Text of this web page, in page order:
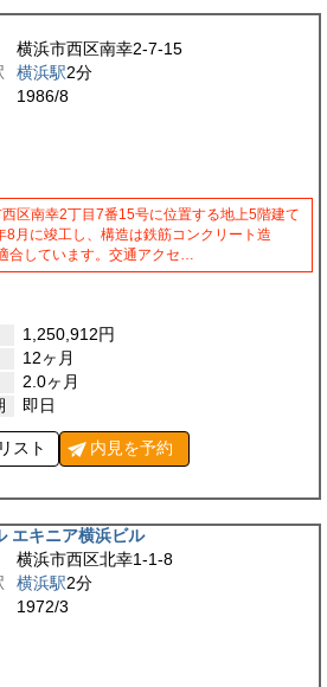
横浜市西区南幸2-7-15
横浜駅2分
1986/8
区南幸2丁目7番15号に位置する地上5階建て
月に竣工し、構造は鉄筋コンクリート造
合しています。交通アクセ…
1,250,912円
12ヶ月
2.0ヶ月
即日
スト 内見を予約
エキニア横浜ビル
横浜市西区北幸1-1-8
横浜駅2分
1972/3